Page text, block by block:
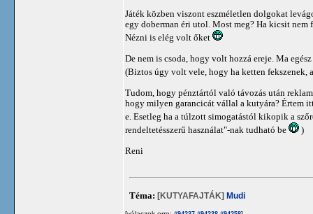
Játék közben viszont eszméletlen dolgokat
egy doberman éri utol. Most meg? Ha kicsit nem
Nézni is elég volt őket
De nem is csoda, hogy volt hozzá ereje. Ma
(Biztos úgy volt vele, hogy ha ketten fekszenek,
Tudom, hogy pénztártól való távozás után
hogy milyen garancicát vállal a kutyára? Értem
e. Esetleg ha a túlzott simogatástól kikopik a
rendeltetésszerű használat"-nak tudható be
)
Reni
Téma: [KUTYAFAJTÁK] Mudi